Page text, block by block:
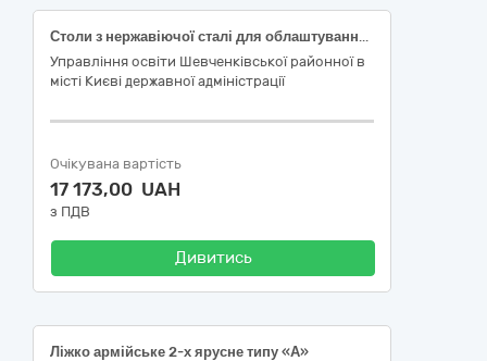
Столи з нержавіючої сталі для облаштування споруд подвійного призначення у закладах загальної середньої освіти Шевченківського району м. Києва для підготовки до нового 2026/2027 навчального року за кодом ДК 021:2015 39140000-5 (39143200-8 меблі для їдальні)
Управління освіти Шевченківської районної в
місті Києві державної адміністрації
Очікувана вартість
17 173,00 UAH
з ПДВ
Дивитись
Ліжко армійське 2-х ярусне типу «А»